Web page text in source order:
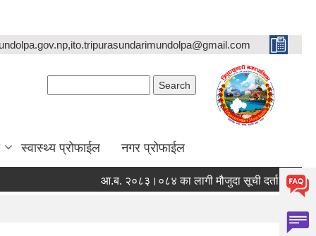
स्वास्थ्य प्रोफाईल नगर प्रोफाईल
आ.ब. २०८३।०८४ का लागी मौजुदा सूची दर्ता गर्ने सम्बन्धी